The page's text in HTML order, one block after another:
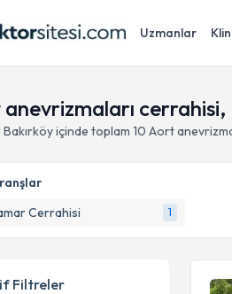
Uzmanlar
cerrahisi,
Bakırköyiçinde toplam 10 Aort
Cerrahisi
1
Filtreler